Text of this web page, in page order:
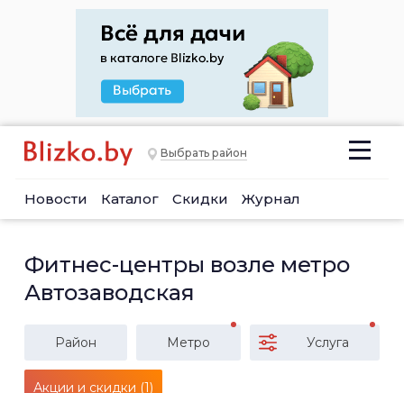
Выбрать район
Новости Каталог Скидки Журнал
Фитнес-центры возле метро
Автозаводская
Район Метро Услуга
Акции и скидки (1)